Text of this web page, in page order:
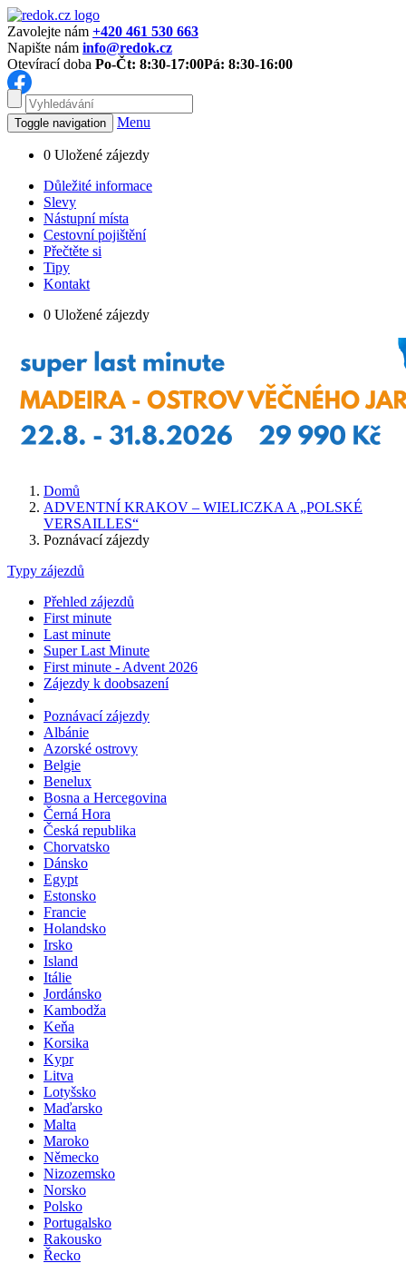
Zavolejte nám +420 461 530 663
Napište nám info@redok.cz
Otevírací doba Po-Čt: 8:30-17:00Pá: 8:30-16:00
Toggle navigation Menu
0 Uložené zájezdy
Důležité informace
Slevy
Nástupní místa
Cestovní pojištění
Přečtěte si
Tipy
Kontakt
0 Uložené zájezdy
Domů
ADVENTNÍ KRAKOV – WIELICZKA A „POLSKÉ
VERSAILLES“
Poznávací zájezdy
Typy zájezdů
Přehled zájezdů
First minute
Last minute
Super Last Minute
First minute - Advent 2026
Zájezdy k doobsazení
Poznávací zájezdy
Albánie
Azorské ostrovy
Belgie
Benelux
Bosna a Hercegovina
Černá Hora
Česká republika
Chorvatsko
Dánsko
Egypt
Estonsko
Francie
Holandsko
Irsko
Island
Itálie
Jordánsko
Kambodža
Keňa
Korsika
Kypr
Litva
Lotyšsko
Maďarsko
Malta
Maroko
Německo
Nizozemsko
Norsko
Polsko
Portugalsko
Rakousko
Řecko